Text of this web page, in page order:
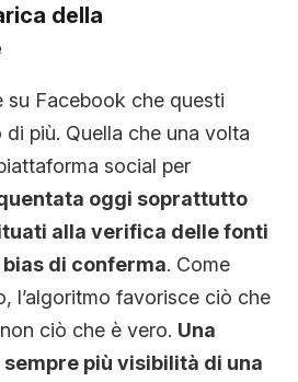
della
su Facebook che questi
più. Quella che una volta
social per
oggi soprattutto
alla verifica delle fonti
di conferma. Come
l’algoritmo favorisce ciò che
ciò che è vero. Una
più visibilità di una